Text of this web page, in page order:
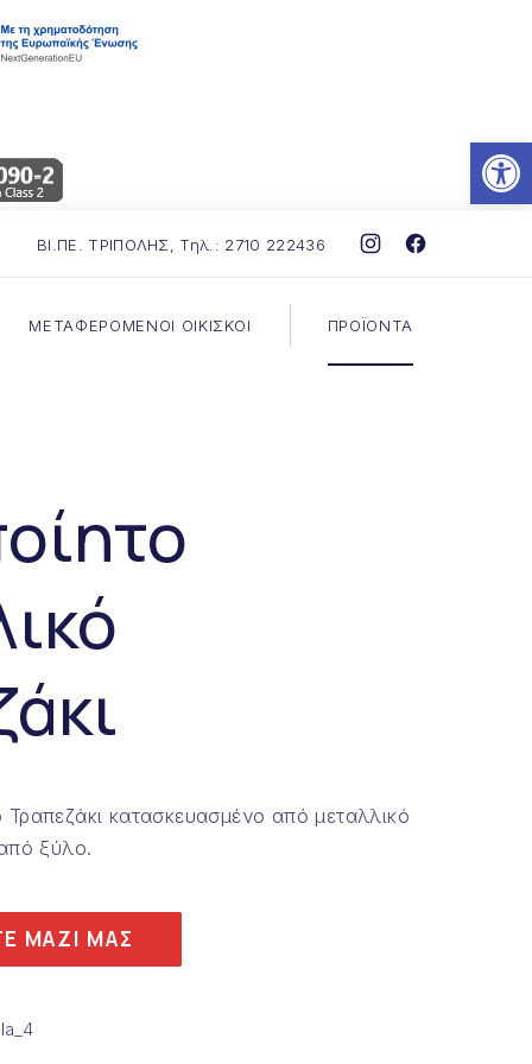
ΒΙ.ΠΕ. ΤΡΙΠΟΛΗΣ, Τηλ.: 2710 222436
Νέο παράθυρο
Νέο
ΜΕΤΑΦΕΡΟΜΕΝΟΙ ΟΙΚΙΣΚΟΙ ΠΡΟΪΟΝΤΑ
Τραπεζάκι κατασκευασμένο από μεταλλικό
ξύλο.
ΜΑΖΙ ΜΑΣ